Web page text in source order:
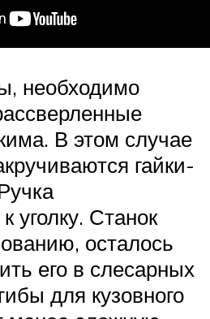
необходимо
В этом случае
гайки-
уголку. Станок
осталось
его в слесарных
для кузовного